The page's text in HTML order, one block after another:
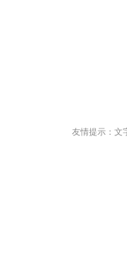
友情提示：文